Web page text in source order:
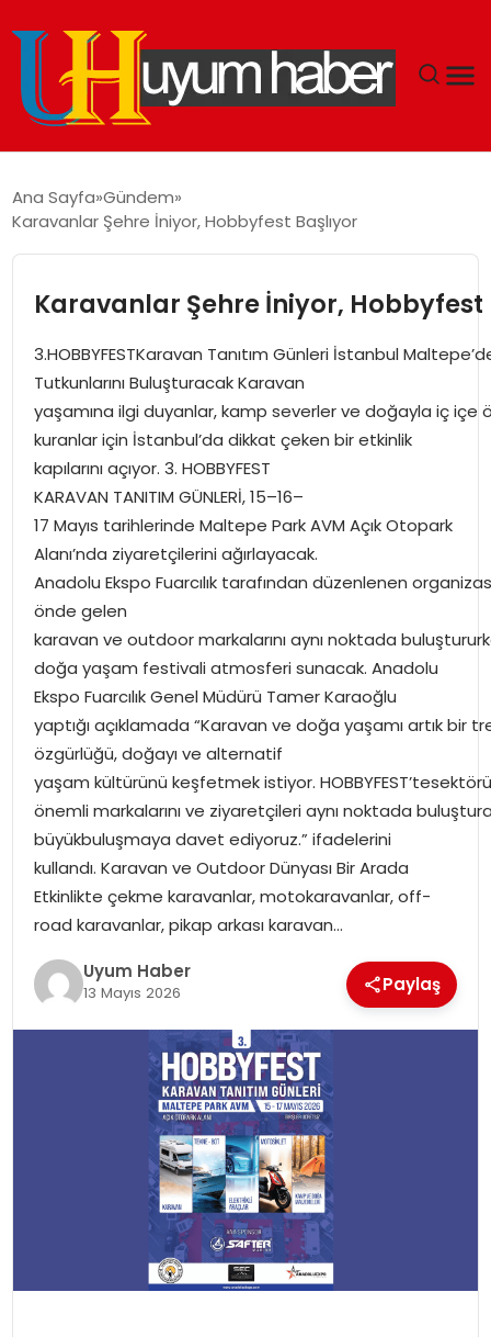
SIYASET
DÜNYA
SPOR
TEKNOLOJI
SAĞLIK
MAGAZIN
YAŞAM
Ana Sayfa Gündem
Karavanlar Şehre İniyor, Hobbyfest Başlıyor
Karavanlar Şehre İniyor, Hobbyfest
3.HOBBYFESTKaravan Tanıtım Günleri İstanbul
Tutkunlarını Buluşturacak Karavan
yaşamına ilgi duyanlar, kamp severler ve doğayla iç içe
kuranlar için İstanbul’da dikkat çeken bir etkinlik
kapılarını açıyor. 3. HOBBYFEST
KARAVAN TANITIM GÜNLERİ, 15–16–
17 Mayıs tarihlerinde Maltepe Park AVM Açık Otopark
Alanı’nda ziyaretçilerini ağırlayacak.
Anadolu Ekspo Fuarcılık tarafından düzenlenen
önde gelen
karavan ve outdoor markalarını aynı noktada
doğa yaşam festivali atmosferi sunacak. Anadolu
Ekspo Fuarcılık Genel Müdürü Tamer Karaoğlu
yaptığı açıklamada “Karavan ve doğa yaşamı artık bir
özgürlüğü, doğayı ve alternatif
yaşam kültürünü keşfetmek istiyor.
önemli markalarını ve ziyaretçileri aynı noktada
büyükbuluşmaya davet ediyoruz.” ifadelerini
kullandı. Karavan ve Outdoor Dünyası Bir Arada
Etkinlikte çekme karavanlar, motokaravanlar, off-
road karavanlar, pikap arkası karavan…
Uyum Haber
13 Mayıs 2026 Paylaş